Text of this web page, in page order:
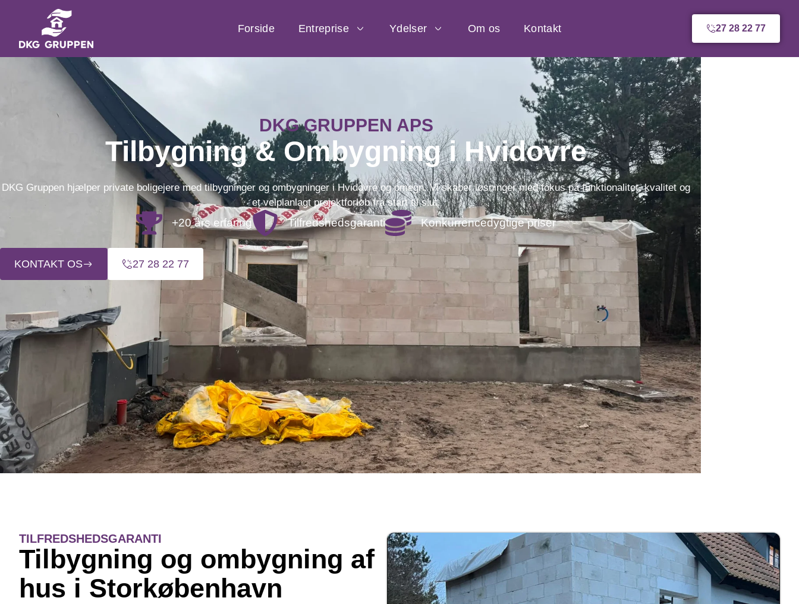
Forside Entreprise Ydelser Om os Kontakt 27 28 22 77
DKG GRUPPEN APS
Tilbygning & Ombygning i Hvidovre
DKG Gruppen hjælper private boligejere med tilbygninger og ombygninger i Hvidovre og omegn. Vi skaber løsninger med fokus på funktionalitet, kvalitet og
et velplanlagt projektforløb fra start til slut.
+20 års erfaring Tilfredshedsgaranti Konkurrencedygtige priser
KONTAKT OS 27 28 22 77
TILFREDSHEDSGARANTI
Tilbygning og ombygning af
hus i Storkøbenhavn